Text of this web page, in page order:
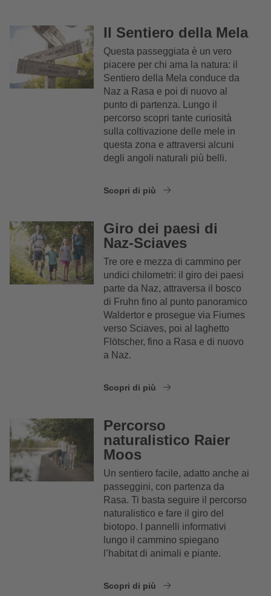
Il Sentiero della Mela
Questa passeggiata è un vero
piacere per chi ama la natura: il
Sentiero della Mela conduce da
Naz a Rasa e poi di nuovo al
punto di partenza. Lungo il
percorso scopri tante curiosità
sulla coltivazione delle mele in
questa zona e attraversi alcuni
degli angoli naturali più belli.
Scopri di più
Giro dei paesi di
Naz-Sciaves
Tre ore e mezza di cammino per
undici chilometri: il giro dei paesi
parte da Naz, attraversa il bosco
di Fruhn fino al punto panoramico
Waldertor e prosegue via Fiumes
verso Sciaves, poi al laghetto
Flötscher, fino a Rasa e di nuovo
a Naz.
Scopri di più
Percorso
naturalistico Raier
Moos
Un sentiero facile, adatto anche ai
passeggini, con partenza da
Rasa. Ti basta seguire il percorso
naturalistico e fare il giro del
biotopo. I pannelli informativi
lungo il cammino spiegano
l’habitat di animali e piante.
Scopri di più